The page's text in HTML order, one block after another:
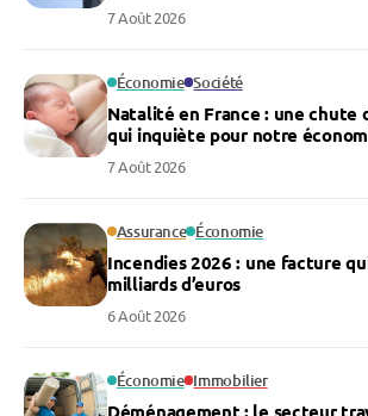
7 Août 2026
Économie Société
Natalité en France : une chute
qui inquiète pour notre
7 Août 2026
Assurance Économie
Incendies 2026 : une facture
milliards d’euros
6 Août 2026
Économie Immobilier